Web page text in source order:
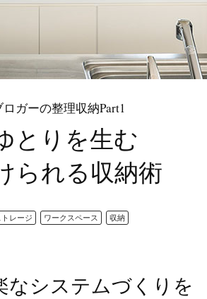
ロガーの整理収納Part1
とりを生む
られる収納術
トレージ ワークスペース 収納
なシステムづくりを